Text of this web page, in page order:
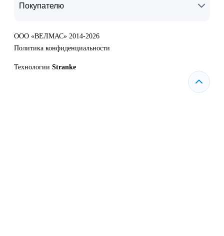
Покупателю
ООО «ВЕЛМАС» 2014-2026
Политика конфиденциальности
Технологии Stranke